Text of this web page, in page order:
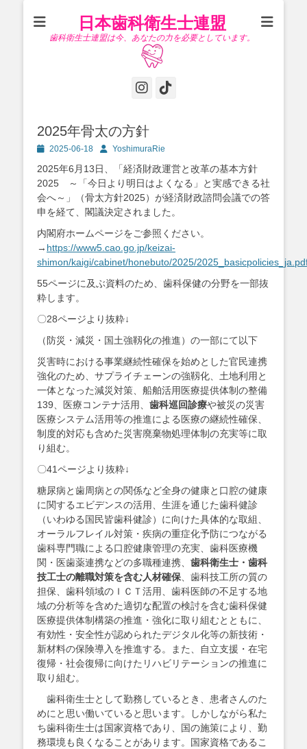
日本歯科衛生士連盟
歯科衛生士連盟は今、あなたの力を必要としています。
Instagram
Tiktok
2025年骨太の方針
投
日
2025-06-18
投
者
YoshimuraRie
2025年6月13日、「経済財政運営と改革の基本方針
2025 ～「今日より明日はよくなる」と実感できる社
会へ～」（骨太方針2025）が経済財政諮問会議での答
申を経て、閣議決定されました。
内閣府ホームページをご参照ください。
→ https://www5.cao.go.jp/keizai-
shimon/kaigi/cabinet/honebuto/2025/
55ページに及ぶ資料のため、歯科保健の分野を一部抜
粋します。
〇28ページより抜粋↓
（防災・減災・国土強靱化の推進）の一部にて以下
災害時における事業継続性確保を始めとした官民連携
強化のため、サプライチェーンの強靱化、土地利用と
一体となった減災対策、船舶活用医療提供体制の整備
139、医療コンテナ活用、 歯科巡回診療や被災の災害
医療システム活用等の推進による医療の継続性確保、
制度的対応も含めた災害廃棄物処理体制の充実等に取
り組む。
〇41ページより抜粋↓
糖尿病と歯周病との関係など全身の健康と口腔の健康
に関するエビデンスの活用、生涯を通じた歯科健診
（いわゆる国民皆歯科健診）に向けた具体的な取組、
オーラルフレイル対策・疾病の重症化予防につながる
歯科専門職による口腔健康管理の充実、歯科医療機
関・医歯薬連携などの多職種連携、 歯科衛生士・歯科
技工士の離職対策を含む人材確保 、歯科技工所の質の
担保、歯科領域のＩＣＴ活用、歯科医師の不足する地
域の分析等を含めた適切な配置の検討を含む歯科保健
医療提供体制構築の推進・強化に取り組むとともに、
有効性・安全性が認められたデジタル化等の新技術・
新材料の保険導入を推進する。また、自立支援・在宅
復帰・社会復帰に向けたリハビリテーションの推進に
取り組む。
歯科衛生士として勤務しているとき、患者さんのた
めにと思い働いていると思います。しかしながら私た
ち歯科衛生士は国家資格であり、国の施策により、勤
務環境も良くなることがあります。国家資格であるこ